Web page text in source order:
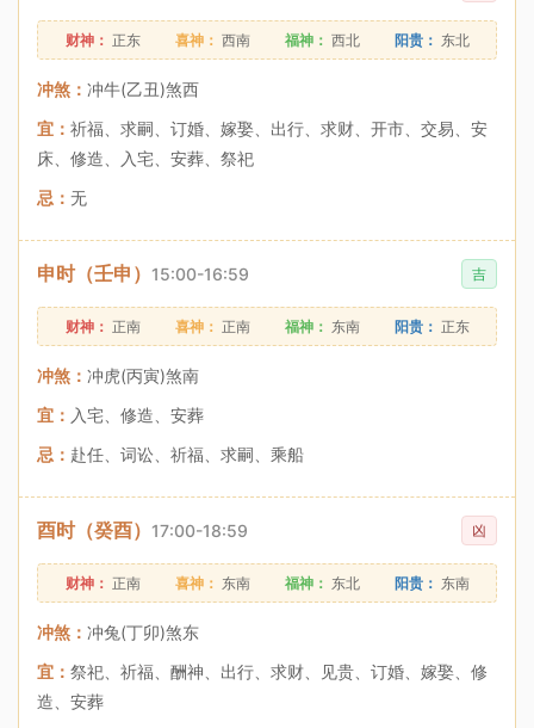
财神： 正东 喜神： 西南 福神： 西北 阳贵： 东北
冲煞： 冲牛(乙丑)煞西
宜： 祈福、求嗣、订婚、嫁娶、出行、求财、开市、交易、安
床、修造、入宅、安葬、祭祀
忌： 无
申时（壬申） 15:00-16:59 吉
财神： 正南 喜神： 正南 福神： 东南 阳贵： 正东
冲煞： 冲虎(丙寅)煞南
宜： 入宅、修造、安葬
忌： 赴任、词讼、祈福、求嗣、乘船
酉时（癸酉） 17:00-18:59 凶
财神： 正南 喜神： 东南 福神： 东北 阳贵： 东南
冲煞： 冲兔(丁卯)煞东
宜： 祭祀、祈福、酬神、出行、求财、见贵、订婚、嫁娶、修
造、安葬